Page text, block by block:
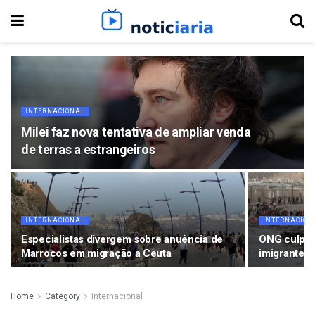
INTERNACIONAL
Milei faz nova tentativa de ampliar venda
de terras a estrangeiros
INTERNACIONAL
Especialistas divergem sobre anuência de
Marrocos em migração a Ceuta
ONG culpa
imigrantes
Home Category Internacional